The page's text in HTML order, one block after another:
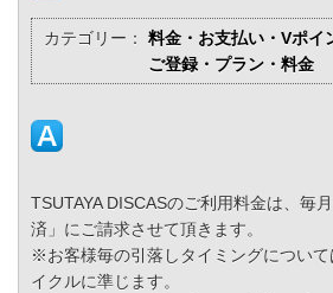
カテゴリー：
料金・お支払い・Vポイ
ご登録・プラン・料金
TSUTAYA DISCASのご利用料金は、毎
済」にご請求させて頂きます。
※お客様毎の引落しタイミングについ
イクルに準じます。